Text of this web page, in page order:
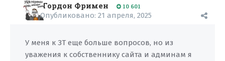
Гордон Фримен 10 601
Опубликовано: 21 апреля, 2025
У меня к ЗТ еще больше вопросов, но из
уважения к собственнику сайта и админам я